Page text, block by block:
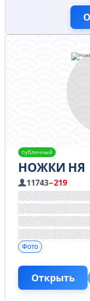
публичный
НОЖКИ НЯ
11743−219
Фото
Открыть